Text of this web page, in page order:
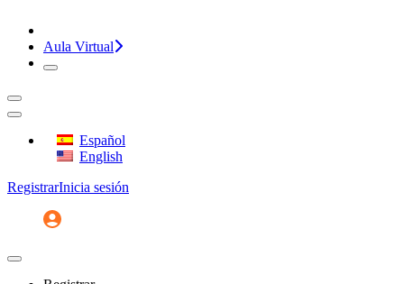
Aula Virtual
Español
English
RegistrarInicia sesión